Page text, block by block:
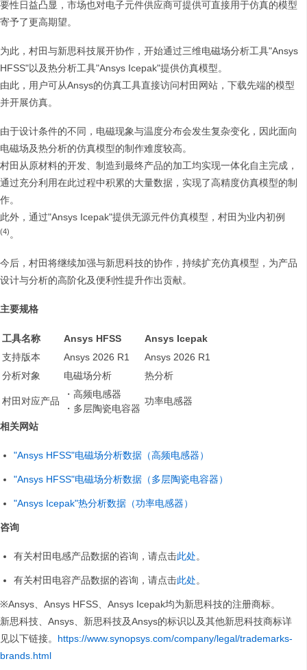
要性日益凸显，市场也对电子元件供应商可提供可直接用于仿真的模型
寄予了更高期望。
为此，村田与新思科技展开协作，开始通过三维电磁场分析工具"Ansys
HFSS"以及热分析工具"Ansys Icepak"提供仿真模型。
由此，用户可从Ansys的仿真工具直接访问村田网站，下载先端的模型
并开展仿真。
由于设计条件的不同，电磁现象与温度分布会发生复杂变化，因此面向
电磁场及热分析的仿真模型的制作难度较高。
村田从原材料的开发、制造到最终产品的加工均实现一体化自主完成，
通过充分利用在此过程中积累的大量数据，实现了高精度仿真模型的制
作。
此外，通过"Ansys Icepak"提供无源元件仿真模型，村田为业内初例
(4)。
今后，村田将继续加强与新思科技的协作，持续扩充仿真模型，为产品
设计与分析的高阶化及便利性提升作出贡献。
主要规格
工具名称 Ansys HFSS
Ansys Icepak
支持版本
Ansys 2026 R1
Ansys 2026 R1
分析对象
电磁场分析 热分析
村田对应产品
・高频电感器
・多层陶瓷电容器
功率电感器
相关网站
"Ansys HFSS"电磁场分析数据（高频电感器）
"Ansys HFSS"电磁场分析数据（多层陶瓷电容器）
"Ansys Icepak"热分析数据（功率电感器）
咨询
有关村田电感产品数据的咨询，请点击此处。
有关村田电容产品数据的咨询，请点击此处。
※Ansys、Ansys HFSS、Ansys Icepak均为新思科技的注册商标。
新思科技、Ansys、新思科技及Ansys的标识以及其他新思科技商标详
见以下链接。 https://www.synopsys.com/company/legal/trademarks-
brands.html